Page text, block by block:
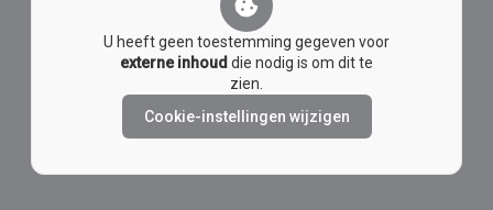
U heeft geen toestemming gegeven voor
externe inhoud die nodig is om dit te
zien.
Cookie-instellingen wijzigen